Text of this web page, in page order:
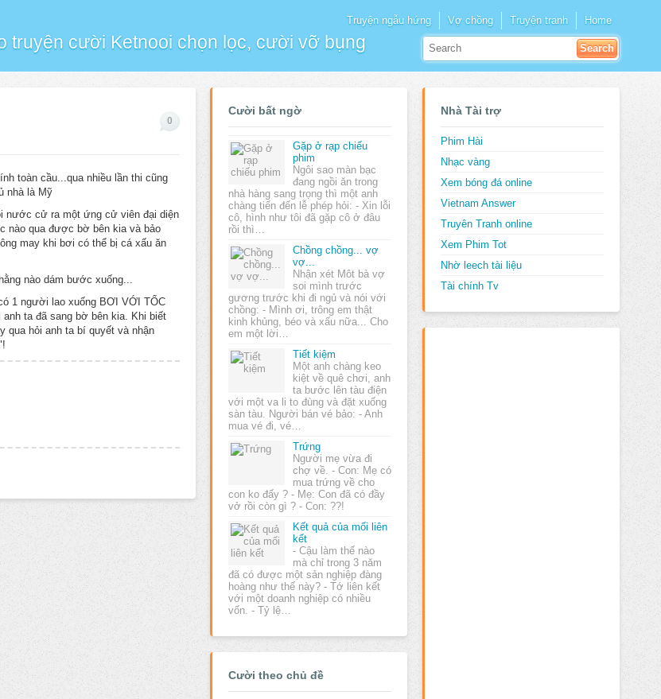
truyện cười Ketnooi chọn lọc, cười vỡ bụng
Truyện ngẫu hứng Vợ chồng Truyện tranh Home
0
toàn cầu...qua nhiều lần thi cũng
nhà là Mỹ
nước cử ra một ứng cử viên đại diện
nào qua được bờ bên kia và bảo
may khi bơi có thể bị cá xấu ăn
nào dám bước xuống...
1 người lao xuống BƠI VỚI TỐC
ta đã sang bờ bên kia. Khi biết
qua hỏi anh ta bí quyết và nhận
Cười bất ngờ
Gặp ở rạp chiếu
phim
Ngôi sao màn bạc
đang ngồi ăn trong
nhà hàng sang trọng thì một anh
chàng tiến đến lễ phép hỏi: - Xin lỗi
cô, hình như tôi đã gặp cô ở đâu
rồi thì…
Chồng chồng... vợ
vợ...
Nhận xét Môt bà vợ
soi mình trước
gương trước khi đi ngủ và nói với
chồng: - Mình ơi, trông em thật
kinh khủng, béo và xấu nữa... Cho
em một lời…
Tiết kiệm
Một anh chàng keo
kiệt về quê chơi, anh
ta bước lên tàu điện
với một va li to đùng và đặt xuống
sàn tàu. Người bán vé bảo: - Anh
mua vé đi, vé…
Trứng
Người mẹ vừa đi
chợ về. - Con: Mẹ có
mua trứng về cho
con ko đấy ? - Mẹ: Con đã có đầy
vở rồi còn gì ? - Con: ??!
Kết quả của mối liên
kết
- Cậu làm thế nào
mà chỉ trong 3 năm
đã có được một sản nghiệp đàng
hoàng như thế này? - Tớ liên kết
với một doanh nghiệp có nhiều
vốn. - Tỷ lệ…
Cười theo chủ đề
Nhà Tài trợ
Phim Hài
Nhạc vàng
Xem bóng đá online
Vietnam Answer
Truyên Tranh online
Xem Phim Tot
Nhờ leech tài liệu
Tài chính Tv